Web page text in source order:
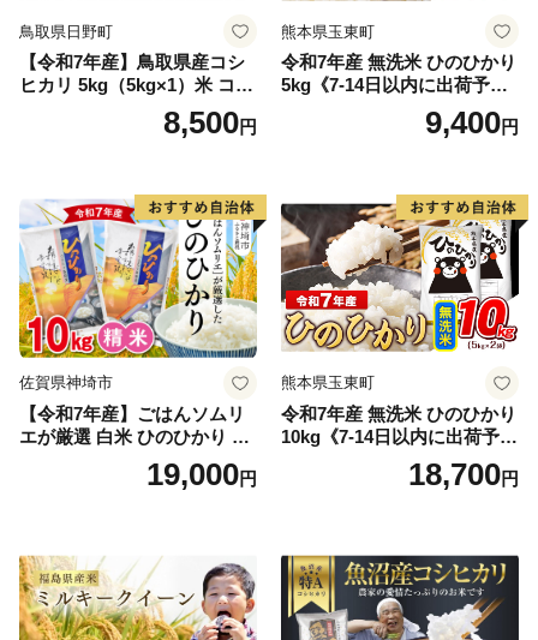
鳥取県日野町
【令和7年産】鳥取県産コシ
ヒカリ 5kg（5kg×1）米 コシ
ヒカリ こしひかり お米 白米
精米 5キロ おこめ こめ コメ
野町産 Elevation
8,500円
熊本県玉東町
令和7年産 無洗米 ひのひかり
5kg《7-14日以内に出荷予定
(土日祝除く)》コメ 米 無洗米
高レビュー｜人気米 熊本県
9,400円
佐賀県神埼市
【令和7年産】ごはんソムリ
エが厳選 白米 ひのひかり 10
米 10kg 5kg×2 ひのひかり ブ
19,000円
熊本県玉東町
令和7年産 無洗米 ひのひかり
10kg《7-14日以内に出荷予定
(土日祝除く)》コメ 米 無洗米
令和7年産 高レビュー｜人気
18,700円